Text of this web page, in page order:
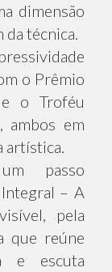
dimensão
da técnica.
o Prêmio
o Troféu
ambos em
artística.
passo
– A
pela
que reúne
e escuta